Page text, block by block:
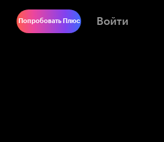
Попробовать Плюс Войти